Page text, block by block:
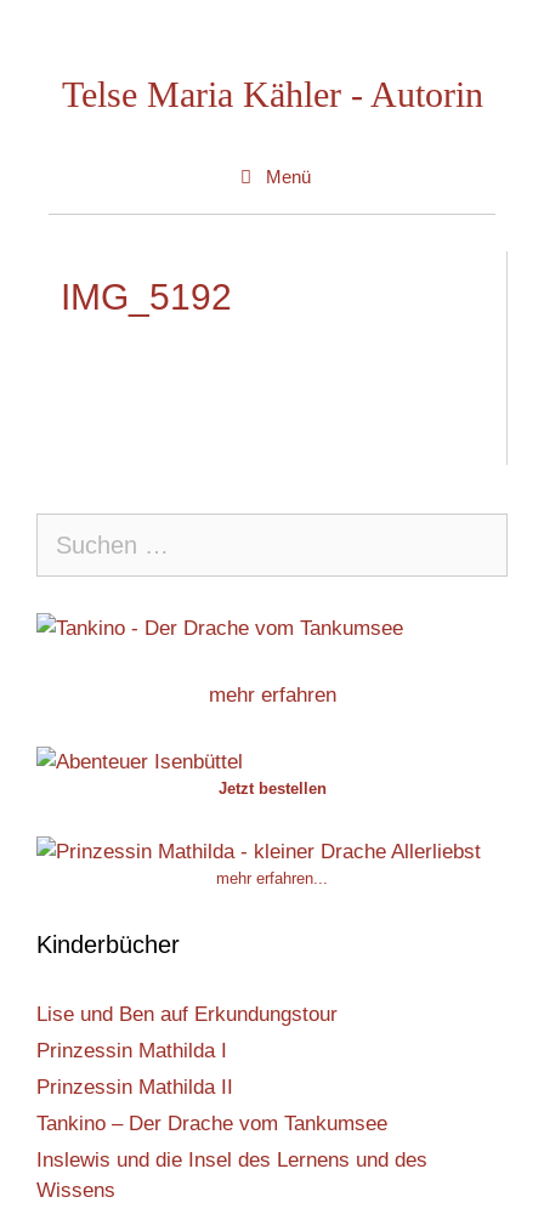
springenTelse Maria Kähler - Autorin
Menü
IMG_5192
nach:
mehr erfahren
Jetzt bestellen
mehr erfahren...
Kinderbücher
Lise und Ben auf Erkundungstour
Prinzessin Mathilda I
Prinzessin Mathilda II
Tankino – Der Drache vom Tankumsee
Inslewis und die Insel des Lernens und des
Wissens